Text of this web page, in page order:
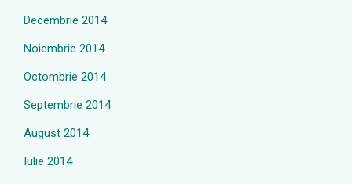
Decembrie 2014
Noiembrie 2014
Octombrie 2014
Septembrie 2014
August 2014
Iulie 2014